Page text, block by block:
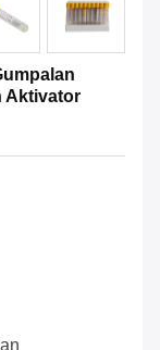
Aktivator